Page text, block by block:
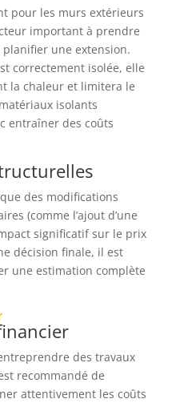
pour les murs extérieurs
important à prendre
une extension.
correctement isolée, elle
la chaleur et limitera le
isolants
entraîner des coûts
des modifications
(comme l’ajout d’une
significatif sur le prix
décision finale, il est
une estimation complète
des travaux
recommandé de
attentivement les coûts